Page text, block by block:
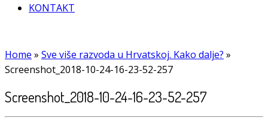
KONTAKT
Home » Sve više razvoda u Hrvatskoj. Kako dalje? »
Screenshot_2018-10-24-16-23-52-257
Screenshot_2018-10-24-16-23-52-257